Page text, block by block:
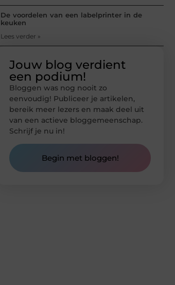
De voordelen van een labelprinter in de
keuken
Lees verder »
Jouw blog verdient
een podium!
Bloggen was nog nooit zo
eenvoudig! Publiceer je artikelen,
bereik meer lezers en maak deel uit
van een actieve bloggemeenschap.
Schrijf je nu in!
Begin met bloggen!